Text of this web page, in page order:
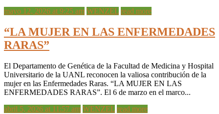
mayo 12, 2026 at 9:25 am WENZEL read more
“LA MUJER EN LAS ENFERMEDADES
RARAS”
El Departamento de Genética de la Facultad de Medicina y Hospital
Universitario de la UANL reconocen la valiosa contribución de la
mujer en las Enfermedades Raras. “LA MUJER EN LAS
ENFERMEDADES RARAS”. El 6 de marzo en el marco...
abril 5, 2026 at 11:57 am WENZEL read more